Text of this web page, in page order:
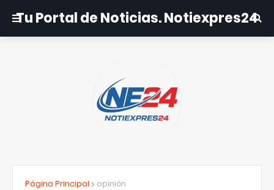
Tu Portal de Noticias. Notiexpres24
Página Principal opinión